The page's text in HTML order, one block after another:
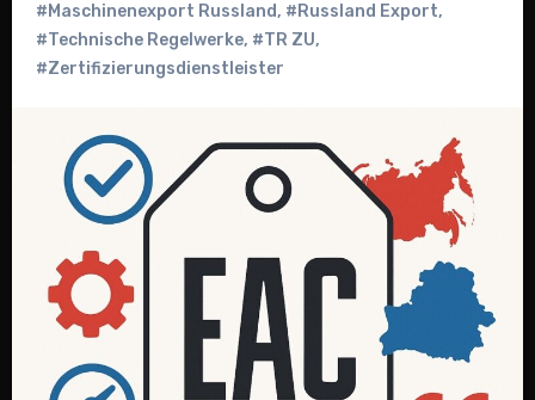
#Maschinenexport Russland, #Russland Export,
#Technische Regelwerke, #TR ZU,
#Zertifizierungsdienstleister